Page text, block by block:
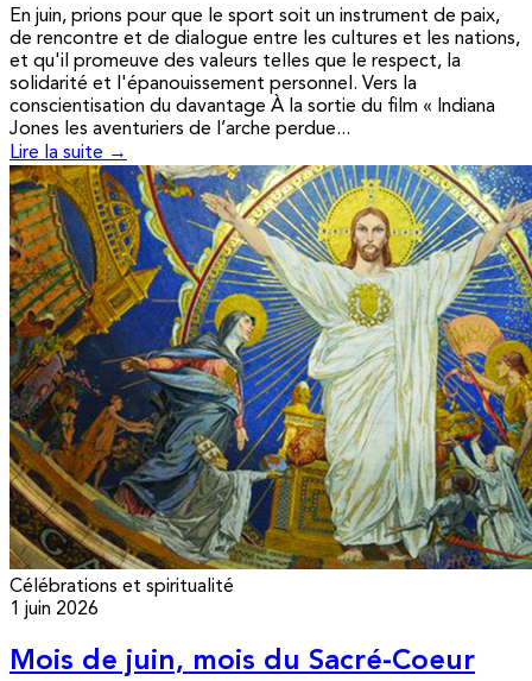
En juin, prions pour que le sport soit un instrument de paix,
de rencontre et de dialogue entre les cultures et les nations,
et qu'il promeuve des valeurs telles que le respect, la
solidarité et l'épanouissement personnel. Vers la
conscientisation du davantage À la sortie du film « Indiana
Jones les aventuriers de l’arche perdue...
Lire la suite →
Célébrations et spiritualité
1 juin 2026
Mois de juin, mois du Sacré-Coeur